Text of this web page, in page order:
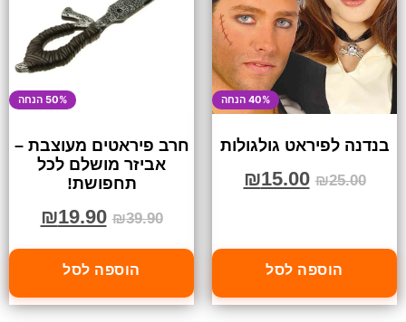
40% הנחה
בנדנה לפיראט גולגולות
₪25.00
₪15.00
הוספה לסל
50% הנחה
חרב פיראטים מעוצבת –
אביזר מושלם לכל
תחפושת!
₪39.90
₪19.90
הוספה לסל